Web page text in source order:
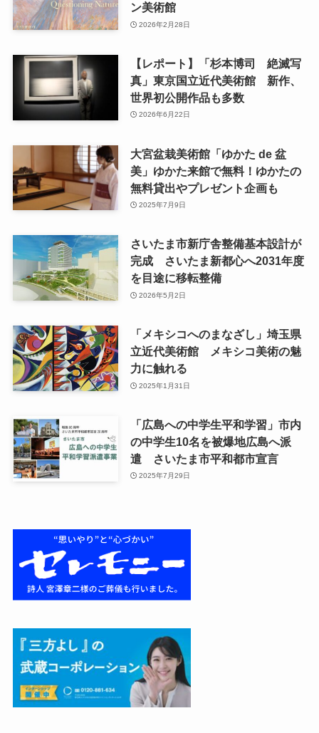
ン美術館
2026年2月28日
【レポート】「杉本博司 絶滅写
真」東京国立近代美術館 新作、
世界初公開作品も多数
2026年6月22日
大宮盆栽美術館「ゆかた de 盆
美」ゆかた来館で無料！ゆかたの
無料貸出やプレゼント企画も
2025年7月9日
さいたま市新庁舎整備基本設計が
完成 さいたま新都心へ2031年度
を目途に移転整備
2026年5月2日
「メキシコへのまなざし」埼玉県
立近代美術館 メキシコ美術の魅
力に触れる
2025年1月31日
「広島への中学生平和学習」市内
の中学生10名を被爆地広島へ派
遣 さいたま市平和都市宣言
2025年7月29日